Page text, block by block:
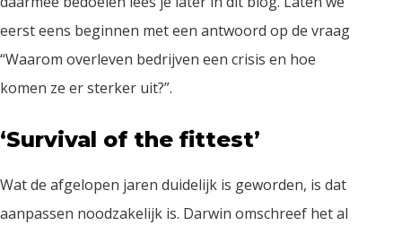
eerst eens beginnen met een antwoord op de vraag
“Waarom overleven bedrijven een crisis en hoe
komen ze er sterker uit?”.
‘Survival of the fittest’
Wat de afgelopen jaren duidelijk is geworden, is dat
aanpassen noodzakelijk is. Darwin omschreef het al